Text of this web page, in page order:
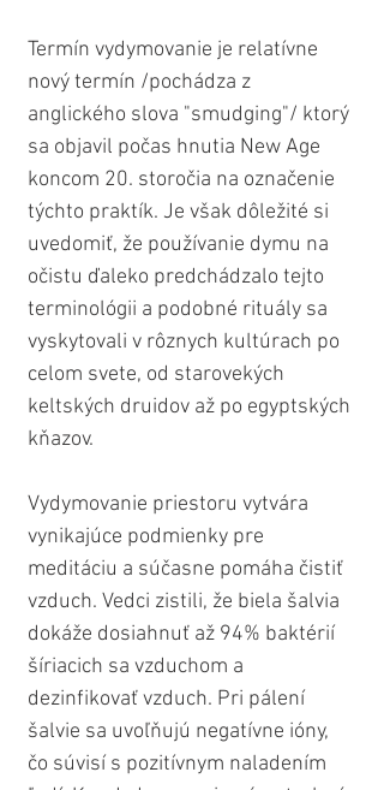
Termín vydymovanie je relatívne
nový termín /pochádza z
anglického slova "smudging"/ ktorý
sa objavil počas hnutia New Age
koncom 20. storočia na označenie
týchto praktík. Je však dôležité si
uvedomiť, že používanie dymu na
očistu ďaleko predchádzalo tejto
terminológii a podobné rituály sa
vyskytovali v rôznych kultúrach po
celom svete, od starovekých
keltských druidov až po egyptských
kňazov.
Vydymovanie priestoru vytvára
vynikajúce podmienky pre
meditáciu a súčasne pomáha čistiť
vzduch. Vedci zistili, že biela šalvia
dokáže dosiahnuť až 94% baktérií
šíriacich sa vzduchom a
dezinfikovať vzduch. Pri pálení
šalvie sa uvoľňujú negatívne ióny,
čo súvisí s pozitívnym naladením